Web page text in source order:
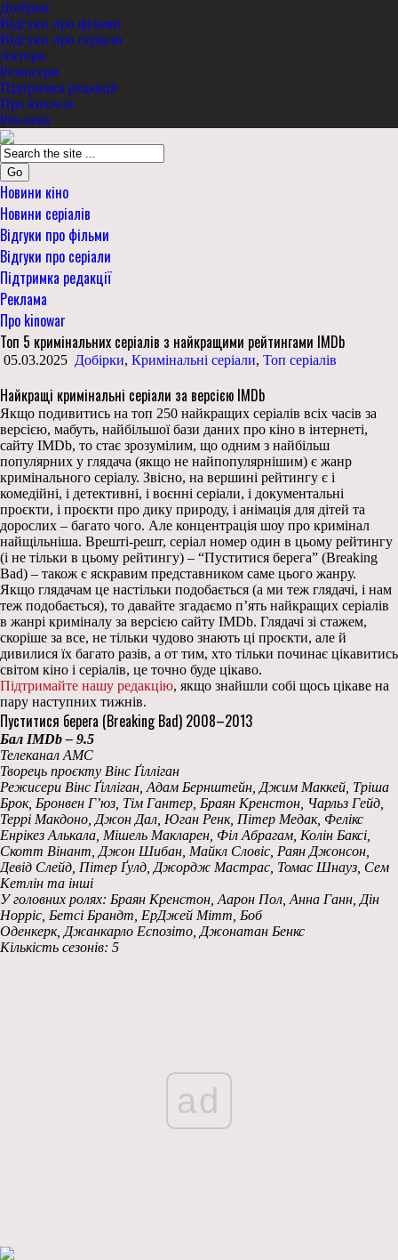
Добірки
Відгуки про фільми
Відгуки про серіали
Актори
Режисери
Підтримка редакції
Про kinowar
Реклама
Go
Новини кіно
Новини серіалів
Відгуки про фільми
Відгуки про серіали
Підтримка редакції
Реклама
Про kinowar
Топ 5 кримінальних серіалів з найкращими рейтингами IMDb
05.03.2025 Добірки, Кримінальні серіали, Топ серіалів
Найкращі кримінальні серіали за версією IMDb
Якщо подивитись на топ 250 найкращих серіалів всіх часів за
версією, мабуть, найбільшої бази даних про кіно в інтернеті,
сайту IMDb, то стає зрозумілим, що одним з найбільш
популярних у глядача (якщо не найпопулярнішим) є жанр
кримінального серіалу. Звісно, на вершині рейтингу є і
комедійні, і детективні, і воєнні серіали, і документальні
проєкти, і проєкти про дику природу, і анімація для дітей та
дорослих – багато чого. Але концентрація шоу про кримінал
найщільніша. Врешті-решт, серіал номер один в цьому рейтингу
(і не тільки в цьому рейтингу) – “Пуститися берега” (Breaking
Bad) – також є яскравим представником саме цього жанру.
Якщо глядачам це настільки подобається (а ми теж глядачі, і нам
теж подобається), то давайте згадаємо п’ять найкращих серіалів
в жанрі криміналу за версією сайту IMDb. Глядачі зі стажем,
скоріше за все, не тільки чудово знають ці проєкти, але й
дивилися їх багато разів, а от тим, хто тільки починає цікавитись
світом кіно і серіалів, це точно буде цікаво.
Підтримайте нашу редакцію, якщо знайшли собі щось цікаве на
пару наступних тижнів.
Пуститися берега (Breaking Bad) 2008–2013
Бал IMDb – 9.5
Телеканал AMC
Творець проєкту Вінс Ґілліган
Режисери Вінс Ґілліган, Адам Бернштейн, Джим Маккей, Тріша
Брок, Бронвен Г’юз, Тім Гантер, Браян Кренстон, Чарльз Гейд,
Террі Макдоно, Джон Дал, Юган Ренк, Пітер Медак, Фелікс
Енрікез Алькала, Мішель Макларен, Філ Абрагам, Колін Баксі,
Скотт Вінант, Джон Шибан, Майкл Словіс, Раян Джонсон,
Девід Слейд, Пітер Ґулд, Джордж Мастрас, Томас Шнауз, Сем
Кетлін та інші
У головних ролях: Браян Кренстон, Аарон Пол, Анна Ганн, Дін
Норріс, Бетсі Брандт, ЕрДжей Мітт, Боб
Оденкерк, Джанкарло Еспозіто, Джонатан Бенкс
Кількість сезонів: 5
ad